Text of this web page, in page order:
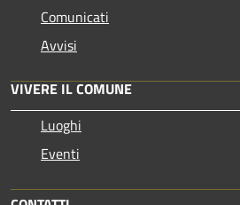
Comunicati
Avvisi
VIVERE IL COMUNE
Luoghi
Eventi